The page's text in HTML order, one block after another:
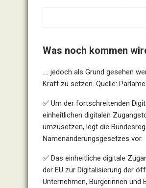
Was noch kommen
…. jedoch als Grund gesehen
Kraft zu setzen. Quelle:
✅ Um der fortschreitenden
einheitlichen digitalen
umzusetzen, legt die
Namenänderungsgesetzes vor.
✅ Das einheitliche digitale
der EU zur Digitalisierung der
Unternehmen, Bürgerinnen und